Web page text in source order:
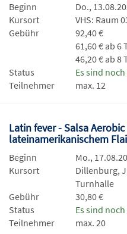
Beginn
Do.,
Kursort
VHS: Raum
Gebühr
92,40 €
61,60 € ab 6
46,20 € ab 8
Status
Es sind
Teilnehmer
max. 12
Latin fever - Salsa
lateinamerikanischem
Beginn
Mo.,
Kursort
Dillenburg,
Turnhalle
Gebühr
30,80 €
Status
Es sind
Teilnehmer
max. 20